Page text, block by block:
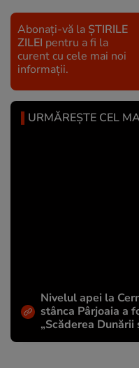
Abonați-vă la ȘTIRILE
ZILEI pentru a fi la
curent cu cele mai noi
informații.
URMĂREȘTE CEL
Nivelul apei la
stânca Pârjoaia a
„Scăderea Dunării